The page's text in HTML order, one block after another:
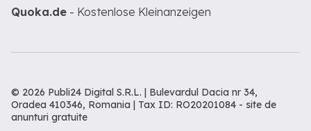
Quoka.de - Kostenlose Kleinanzeigen
© 2026 Publi24 Digital S.R.L. | Bulevardul Dacia nr 34,
Oradea 410346, Romania | Tax ID: RO20201084 - site de
anunturi gratuite